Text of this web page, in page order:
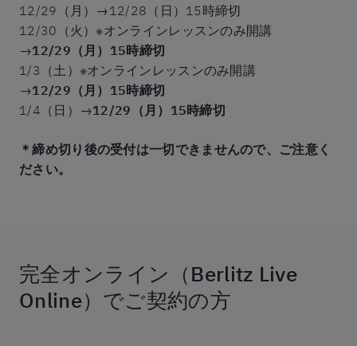
12/29（月）→12/28（日）15時締切
12/30（火）※オンラインレッスンのみ開講
→12/29（月）15時締切
1/3（土）※オンラインレッスンのみ開講
→12/29（月）15時締切
1/4（日）→12/29（月）15時締切
＊締め切り後の受付は一切できませんので、ご注意く
ださい。
完全オンライン（Berlitz Live
Online）でご契約の方